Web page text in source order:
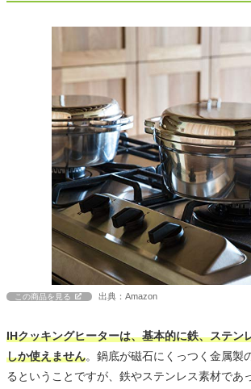
この商品を見る 出典：Amazon
IHクッキングヒーターは、基本的に鉄、ステン
しか使えません。鍋底が磁石にくっつく金属製
るということですが、鉄やステンレス素材であ